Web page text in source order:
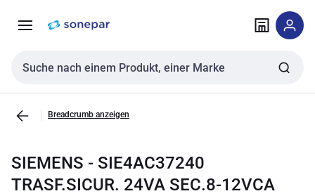
NavigationInhalt
Sucheingabe
Breadcrumb anzeigen
SIEMENS - SIE4AC37240
TRASF.SICUR. 24VA SEC.8-12VCA